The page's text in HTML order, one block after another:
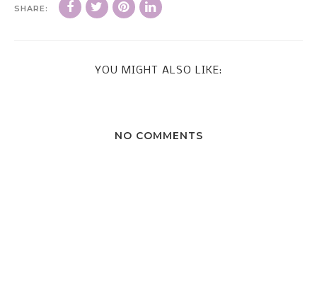
SHARE:
YOU MIGHT ALSO LIKE:
NO COMMENTS